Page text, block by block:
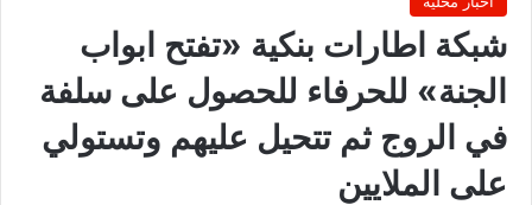
شبكة اطارات بنكية «تفتح ابواب
الجنة» للحرفاء للحصول على سلفة
في الروج ثم تتحيل عليهم وتستولي
على الملايين